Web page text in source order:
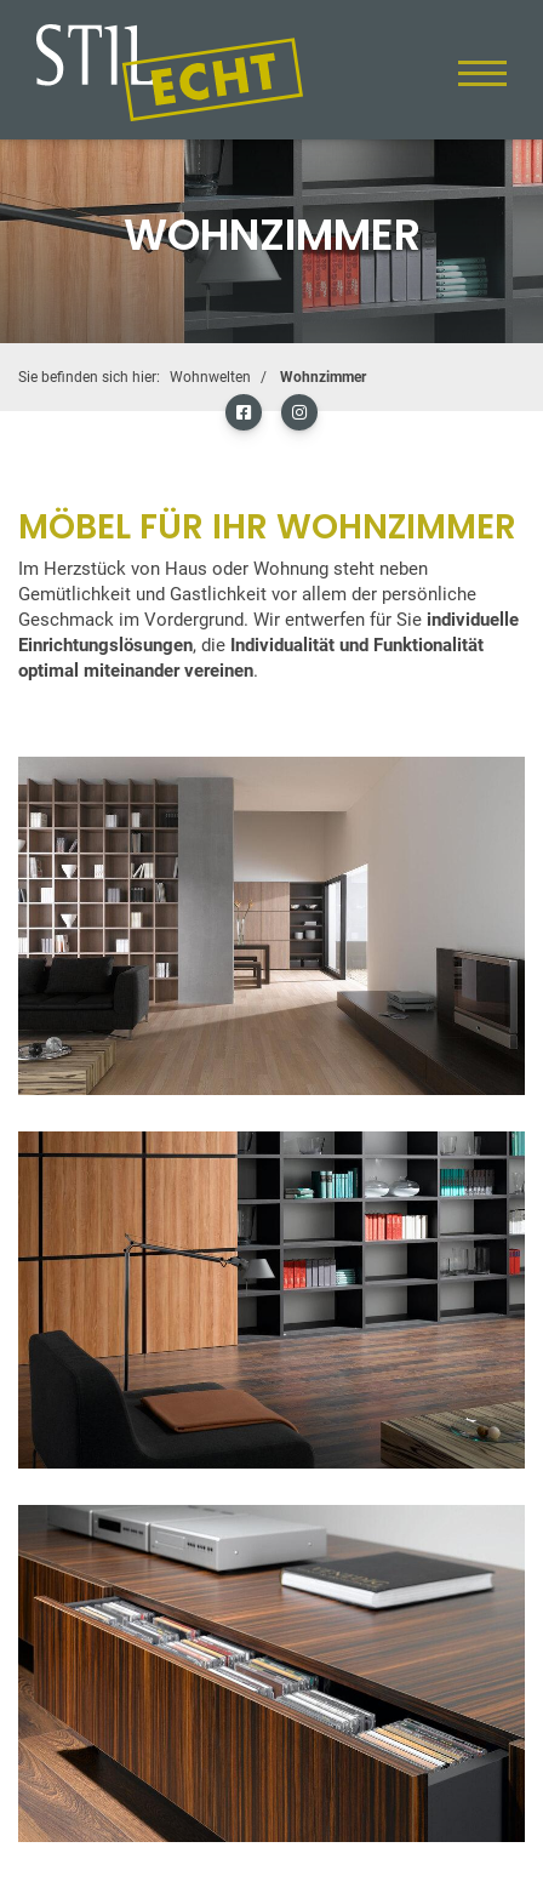
WOHNZIMMER
Sie befinden sich hier: Wohnwelten Wohnzimmer
MÖBEL FÜR IHR WOHNZIMMER
Im Herzstück von Haus oder Wohnung steht neben
Gemütlichkeit und Gastlichkeit vor allem der persönliche
Geschmack im Vordergrund. Wir entwerfen für Sie individuelle
Einrichtungslösungen, die Individualität und Funktionalität
optimal miteinander vereinen.